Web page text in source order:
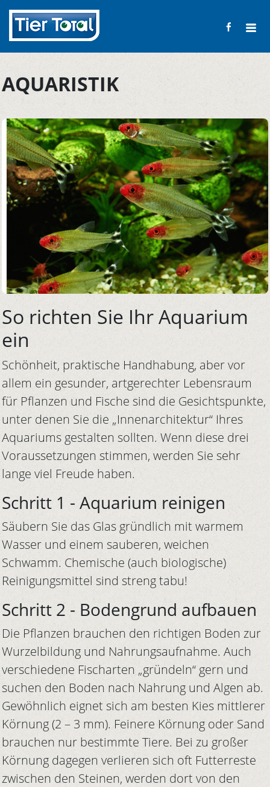
AQUARISTIK
So richten Sie Ihr Aquarium
ein
Schönheit, praktische Handhabung, aber vor
allem ein gesunder, artgerechter Lebensraum
für Pflanzen und Fische sind die Gesichtspunkte,
unter denen Sie die „Innenarchitektur“ Ihres
Aquariums gestalten sollten. Wenn diese drei
Voraussetzungen stimmen, werden Sie sehr
lange viel Freude haben.
Schritt 1 - Aquarium reinigen
Säubern Sie das Glas gründlich mit warmem
Wasser und einem sauberen, weichen
Schwamm. Chemische (auch biologische)
Reinigungsmittel sind streng tabu!
Schritt 2 - Bodengrund aufbauen
Die Pflanzen brauchen den richtigen Boden zur
Wurzelbildung und Nahrungsaufnahme. Auch
verschiedene Fischarten „gründeln“ gern und
suchen den Boden nach Nahrung und Algen ab.
Gewöhnlich eignet sich am besten Kies mittlerer
Körnung (2 – 3 mm). Feinere Körnung oder Sand
brauchen nur bestimmte Tiere. Bei zu großer
Körnung dagegen verlieren sich oft Futterreste
zwischen den Steinen, werden dort von den